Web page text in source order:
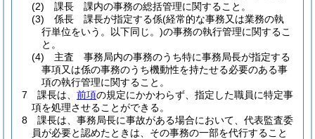
(2)
課長 課内の事務の総括管理に関すること。
(3)
係長 課長が指定する係(経常的な事務又は業務の執
行単位をいう。以下同じ。)の事務の執行管理に関するこ
と。
(4)
主査 事務局内の事務のうち特に事務局長が指定する
事項又は係の事務のうち機動性を持たせる必要のある事
項の執行管理に関すること。
7
課長は、 前項の規定にかかわらず、指定した職員に特定事
項を処理させることができる。
8
課長は、事務局長に事故がある場合において、代表監査委
員が必要と認めたときは、その事務の一部を代行すること